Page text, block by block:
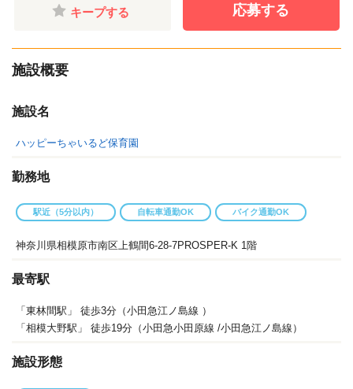
キープする 応募する
施設概要
施設名
ハッピーちゃいるど保育園
勤務地
駅近（5分以内） 自転車通勤OK バイク通勤OK
神奈川県相模原市南区上鶴間6-28-7PROSPER-K 1階
最寄駅
「東林間駅」 徒歩3分（小田急江ノ島線 ）
「相模大野駅」 徒歩19分（小田急小田原線 /小田急江ノ島線）
施設形態